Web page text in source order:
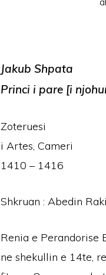
Jakub Shpata
Princi i pare [i
Zoteruesi
i Artes, Cameri
1410 – 1416
Shkruan : Abedin
Renia e Perandorise
ne shekullin e 14te,